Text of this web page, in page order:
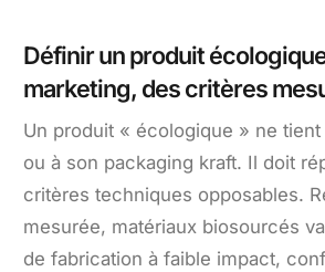
Définir un produit
marketing, des critères
Un produit « écologique » ne
ou à son packaging kraft. Il doit
critères techniques opposables.
mesurée, matériaux biosourcés
de fabrication à faible impact,